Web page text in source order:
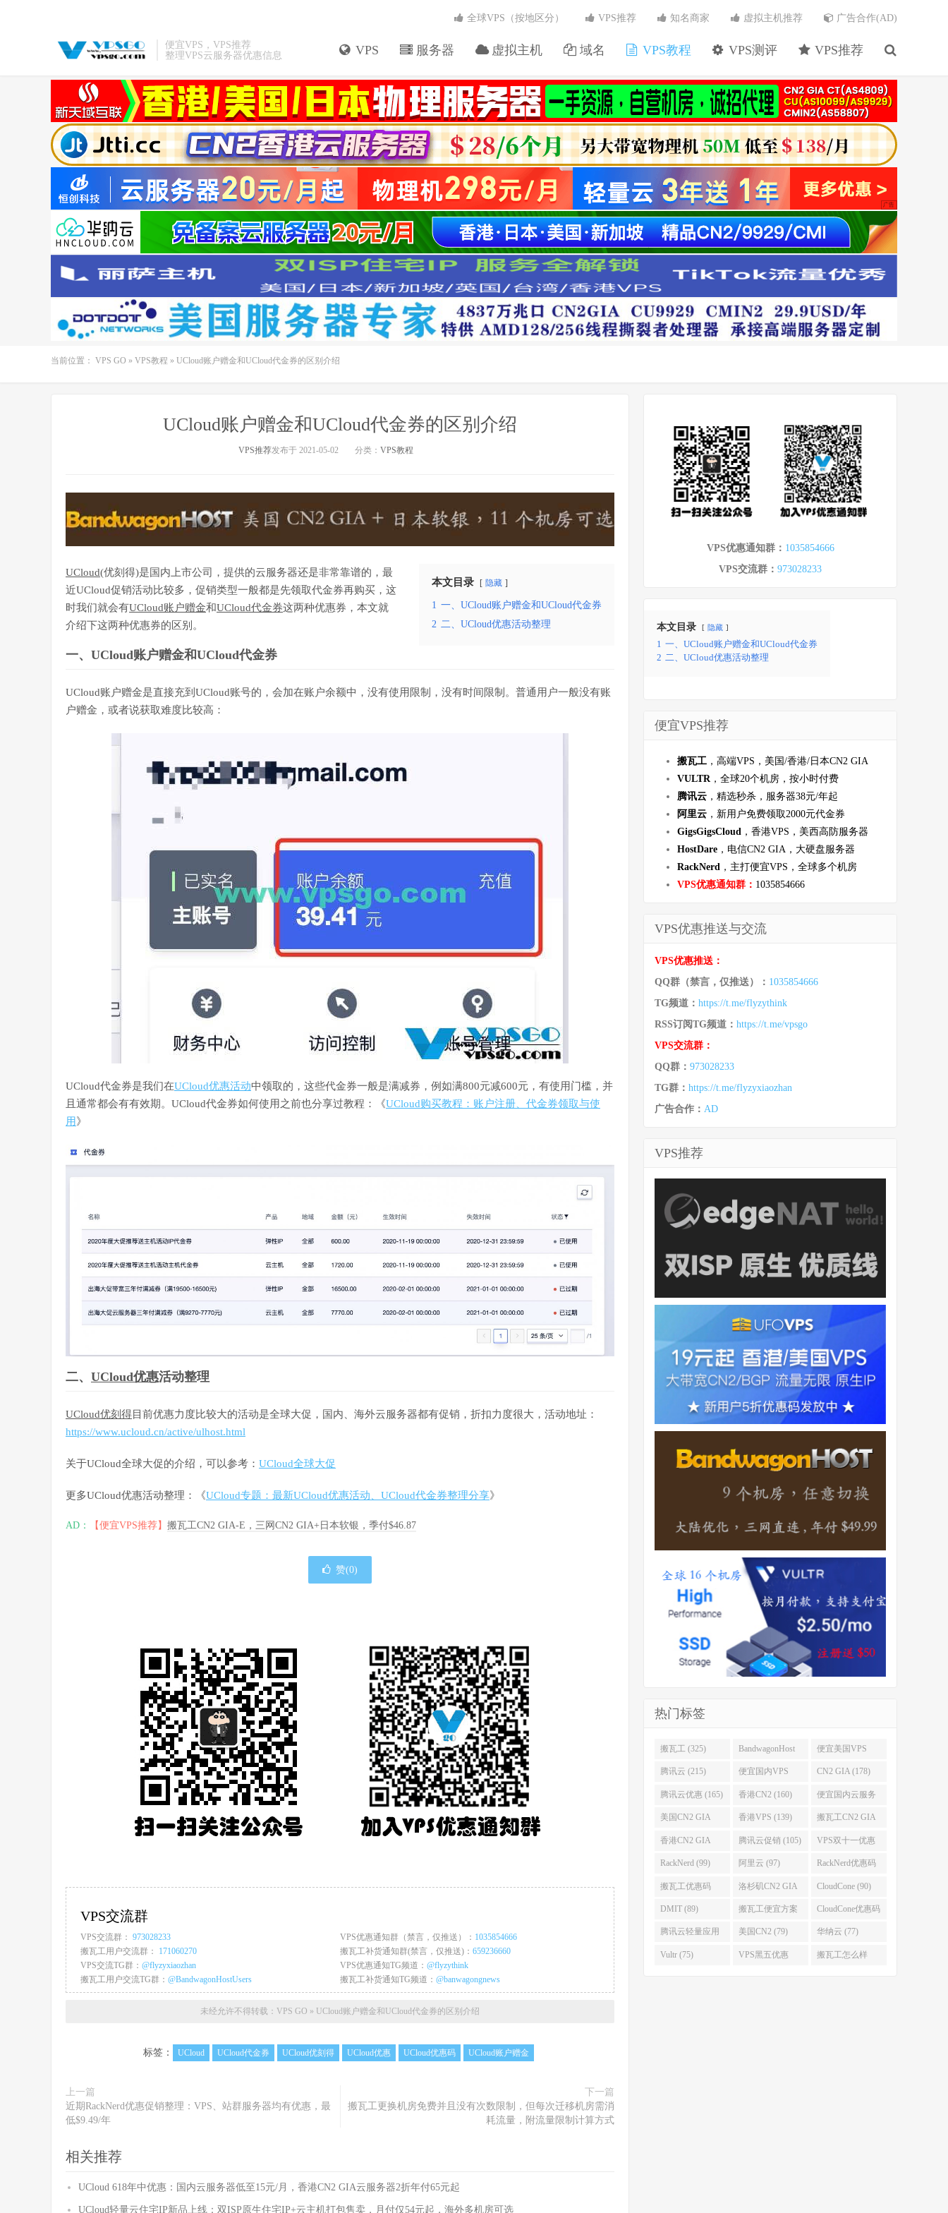
便宜VPS，VPS推荐
整理VPS云服务器优惠信息
VPS 服务器 虚拟主机 域名 VPS教程 VPS测评 VPS推荐
全球VPS（按地区分） VPS推荐 知名商家 虚拟主机推荐 广告合作(AD)
当前位置： VPS GO » VPS教程 » UCloud账户赠金和UCloud代金券的区别介绍
UCloud账户赠金和UCloud代金券的区别介绍
VPS推荐发布于 2021-05-02 分类： VPS教程
本文目录 隐藏
1 一、UCloud账户赠金和UCloud代金券
2 二、UCloud优惠活动整理
UCloud(优刻得)是国内上市公司，提供的云服务器还是非常靠谱的，最
近UCloud促销活动比较多，促销类型一般都是先领取代金券再购买，这
时我们就会有UCloud账户赠金和UCloud代金券这两种优惠券，本文就
介绍下这两种优惠券的区别。
一、UCloud账户赠金和UCloud代金券
UCloud账户赠金是直接充到UCloud账号的，会加在账户余额中，没有使用限制，没有时间限制。普通用户一般没有账
户赠金，或者说获取难度比较高：
UCloud代金券是我们在UCloud优惠活动中领取的，这些代金券一般是满减券，例如满800元减600元，有使用门槛，并
且通常都会有有效期。UCloud代金券如何使用之前也分享过教程：《UCloud购买教程：账户注册、代金券领取与使
用》
二、 UCloud优惠活动整理
UCloud优刻得目前优惠力度比较大的活动是全球大促，国内、海外云服务器都有促销，折扣力度很大，活动地址：
https://www.ucloud.cn/active/ulhost.html
关于UCloud全球大促的介绍，可以参考： UCloud全球大促
更多UCloud优惠活动整理：《UCloud专题：最新UCloud优惠活动、UCloud代金券整理分享》
AD： 【便宜VPS推荐】 搬瓦工CN2 GIA-E，三网CN2 GIA+日本软银，季付$46.87
赞(0)
VPS交流群
VPS交流群： 973028233 VPS优惠通知群（禁言，仅推送）： 1035854666
搬瓦工用户交流群： 171060270 搬瓦工补货通知群(禁言，仅推送)： 659236660
VPS交流TG群： @flyzyxiaozhan VPS优惠通知TG频道： @flyzythink
搬瓦工用户交流TG群： @BandwagonHostUsers 搬瓦工补货通知TG频道： @banwagongnews
未经允许不得转载： VPS GO » UCloud账户赠金和UCloud代金券的区别介绍
标签： UCloud UCloud代金券 UCloud优刻得 UCloud优惠 UCloud优惠码 UCloud账户赠金
上一篇
近期RackNerd优惠促销整理：VPS、站群服务器均有优惠，最
低$9.49/年
下一篇
搬瓦工更换机房免费并且没有次数限制，但每次迁移机房需消
耗流量，附流量限制计算方式
相关推荐
UCloud 618年中优惠：国内云服务器低至15元/月，香港CN2 GIA云服务器2折年付65元起
UCloud轻量云住宅IP新品上线：双ISP原生住宅IP+云主机打包售卖，月付仅54元起，海外多机房可选
VPS优惠通知群： 1035854666
VPS交流群： 973028233
本文目录 隐藏
1 一、UCloud账户赠金和UCloud代金券
2 二、UCloud优惠活动整理
便宜VPS推荐
搬瓦工 ，高端VPS，美国/香港/日本CN2 GIA
VULTR ，全球20个机房，按小时付费
腾讯云 ，精选秒杀，服务器38元/年起
阿里云 ，新用户免费领取2000元代金券
GigsGigsCloud ，香港VPS，美西高防服务器
HostDare ，电信CN2 GIA，大硬盘服务器
RackNerd ，主打便宜VPS，全球多个机房
VPS优惠通知群： 1035854666
VPS优惠推送与交流
VPS优惠推送：
QQ群（禁言，仅推送）： 1035854666
TG频道： https://t.me/flyzythink
RSS订阅TG频道： https://t.me/vpsgo
VPS交流群：
QQ群： 973028233
TG群： https://t.me/flyzyxiaozhan
广告合作： AD
VPS推荐
热门标签
搬瓦工 (325) BandwagonHost
(223)
便宜美国VPS
(222)
腾讯云 (215) 便宜国内VPS
(184)
CN2 GIA (178)
腾讯云优惠 (165) 香港CN2 (160) 便宜国内云服务
器 (152)
美国CN2 GIA
(141)
香港VPS (139) 搬瓦工CN2 GIA
(118)
香港CN2 GIA
(111)
腾讯云促销 (105) VPS双十一优惠
(102)
RackNerd (99) 阿里云 (97) RackNerd优惠码
(93)
搬瓦工优惠码
(92)
洛杉矶CN2 GIA
(92)
CloudCone (90)
DMIT (89) 搬瓦工便宜方案
(86)
CloudCone优惠码
(82)
腾讯云轻量应用
服务器 (82)
美国CN2 (79) 华纳云 (77)
Vultr (75) VPS黑五优惠 搬瓦工怎么样